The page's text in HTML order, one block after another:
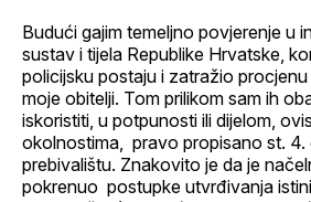
Budući gajim temeljno povjerenje u
sustav i tijela Republike Hrvatske,
policijsku postaju i zatražio
moje obitelji. Tom prilikom sam ih
iskoristiti, u potpunosti ili dijelom,
okolnostima, pravo propisano st. 4.
prebivalištu. Znakovito je da je
pokrenuo postupke utvrđivanja